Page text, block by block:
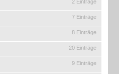
2 Einträge
7 Einträge
8 Einträge
20 Einträge
9 Einträge